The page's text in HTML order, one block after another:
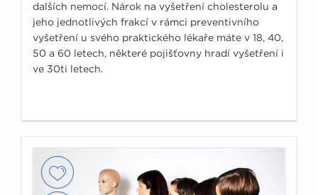
dalších nemocí. Nárok na vyšetření cholesterolu a
jeho jednotlivých frakcí v rámci preventivního
vyšetření u svého praktického lékaře máte v 18, 40,
50 a 60 letech, některé pojišťovny hradí vyšetření i
ve 30ti letech.